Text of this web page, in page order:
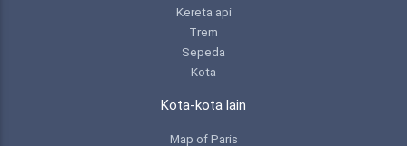
Kereta api
Trem
Sepeda
Kota
Kota-kota lain
Map of Paris